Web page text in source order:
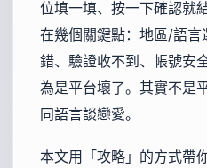
位填一填、按一下確認就
在幾個關鍵點：地區/語
錯、驗證收不到、帳號安
為是平台壞了。其實不是
同語言談戀愛。
本文用「攻略」的方式帶